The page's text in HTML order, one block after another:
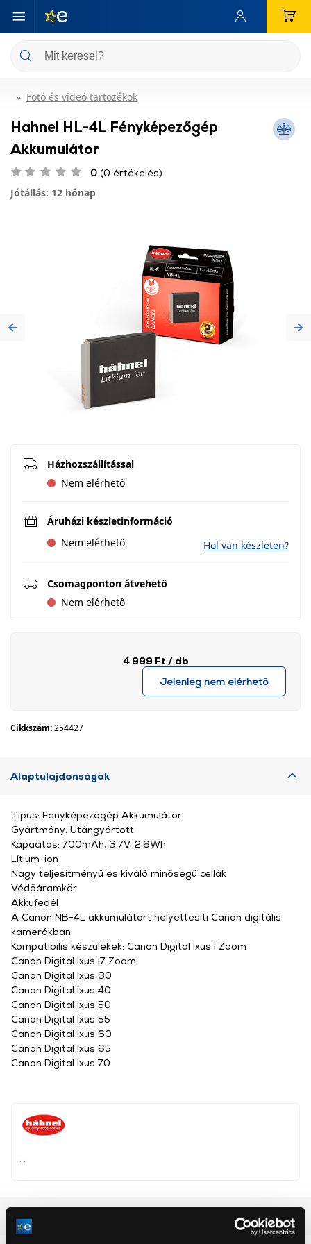
Fotó és videó tartozékok
Hahnel HL-4L Fényképezőgép
Akkumulátor
0 (0 értékelés)
Jótállás: 12 hónap
Previous
Házhozszállítással
Nem elérhető
Áruházi készletinformáció
Nem elérhető
Hol van készleten?
Csomagponton átvehető
Nem elérhető
4 999 Ft / db
Jelenleg nem elérhető
Cikkszám:254427
Alaptulajdonságok
Típus: Fényképezőgép Akkumulátor
Gyártmány: Utángyártott
Kapacitás: 700mAh, 3.7V, 2.6Wh
Lítium-ion
Nagy teljesítményű és kiváló minőségű cellák
Védőáramkör
Akkufedél
A Canon NB-4L akkumulátort helyettesíti Canon digitális
kamerákban
Kompatibilis készülékek: Canon Digital Ixus i Zoom
Canon Digital Ixus i7 Zoom
Canon Digital Ixus 30
Canon Digital Ixus 40
Canon Digital Ixus 50
Canon Digital Ixus 55
Canon Digital Ixus 60
Canon Digital Ixus 65
Canon Digital Ixus 70
Részletes ismertető